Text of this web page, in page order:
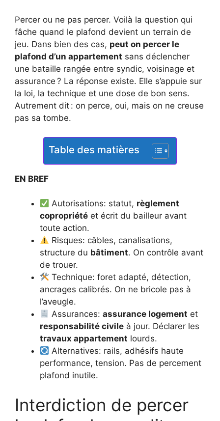
Percer ou ne pas percer. Voilà la question qui
fâche quand le plafond devient un terrain de
jeu. Dans bien des cas, peut on percer le
plafond d’un appartement sans déclencher
une bataille rangée entre syndic, voisinage et
assurance ? La réponse existe. Elle s’appuie sur
la loi, la technique et une dose de bon sens.
Autrement dit : on perce, oui, mais on ne creuse
pas sa tombe.
Table des matières
EN BREF
Autorisations: statut, règlement
copropriété et écrit du bailleur avant
toute action.
Risques: câbles, canalisations,
structure du bâtiment. On contrôle avant
de trouer.
Technique: foret adapté, détection,
ancrages calibrés. On ne bricole pas à
l’aveugle.
Assurances:assurance logement et
responsabilité civile à jour. Déclarer les
travaux appartement lourds.
Alternatives: rails, adhésifs haute
performance, tension. Pas de percement
plafond inutile.
Interdiction de percer